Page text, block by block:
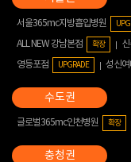
서울365mc지방흡입병원
ALL NEW 강남본점 확장
영등포점
UPGRADE 성신
글로벌365mc인천병원 확장